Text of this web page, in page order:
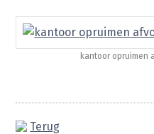
kantoor opruimen
Terug